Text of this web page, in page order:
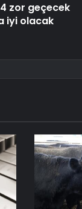
zor geçecek
iyi olacak